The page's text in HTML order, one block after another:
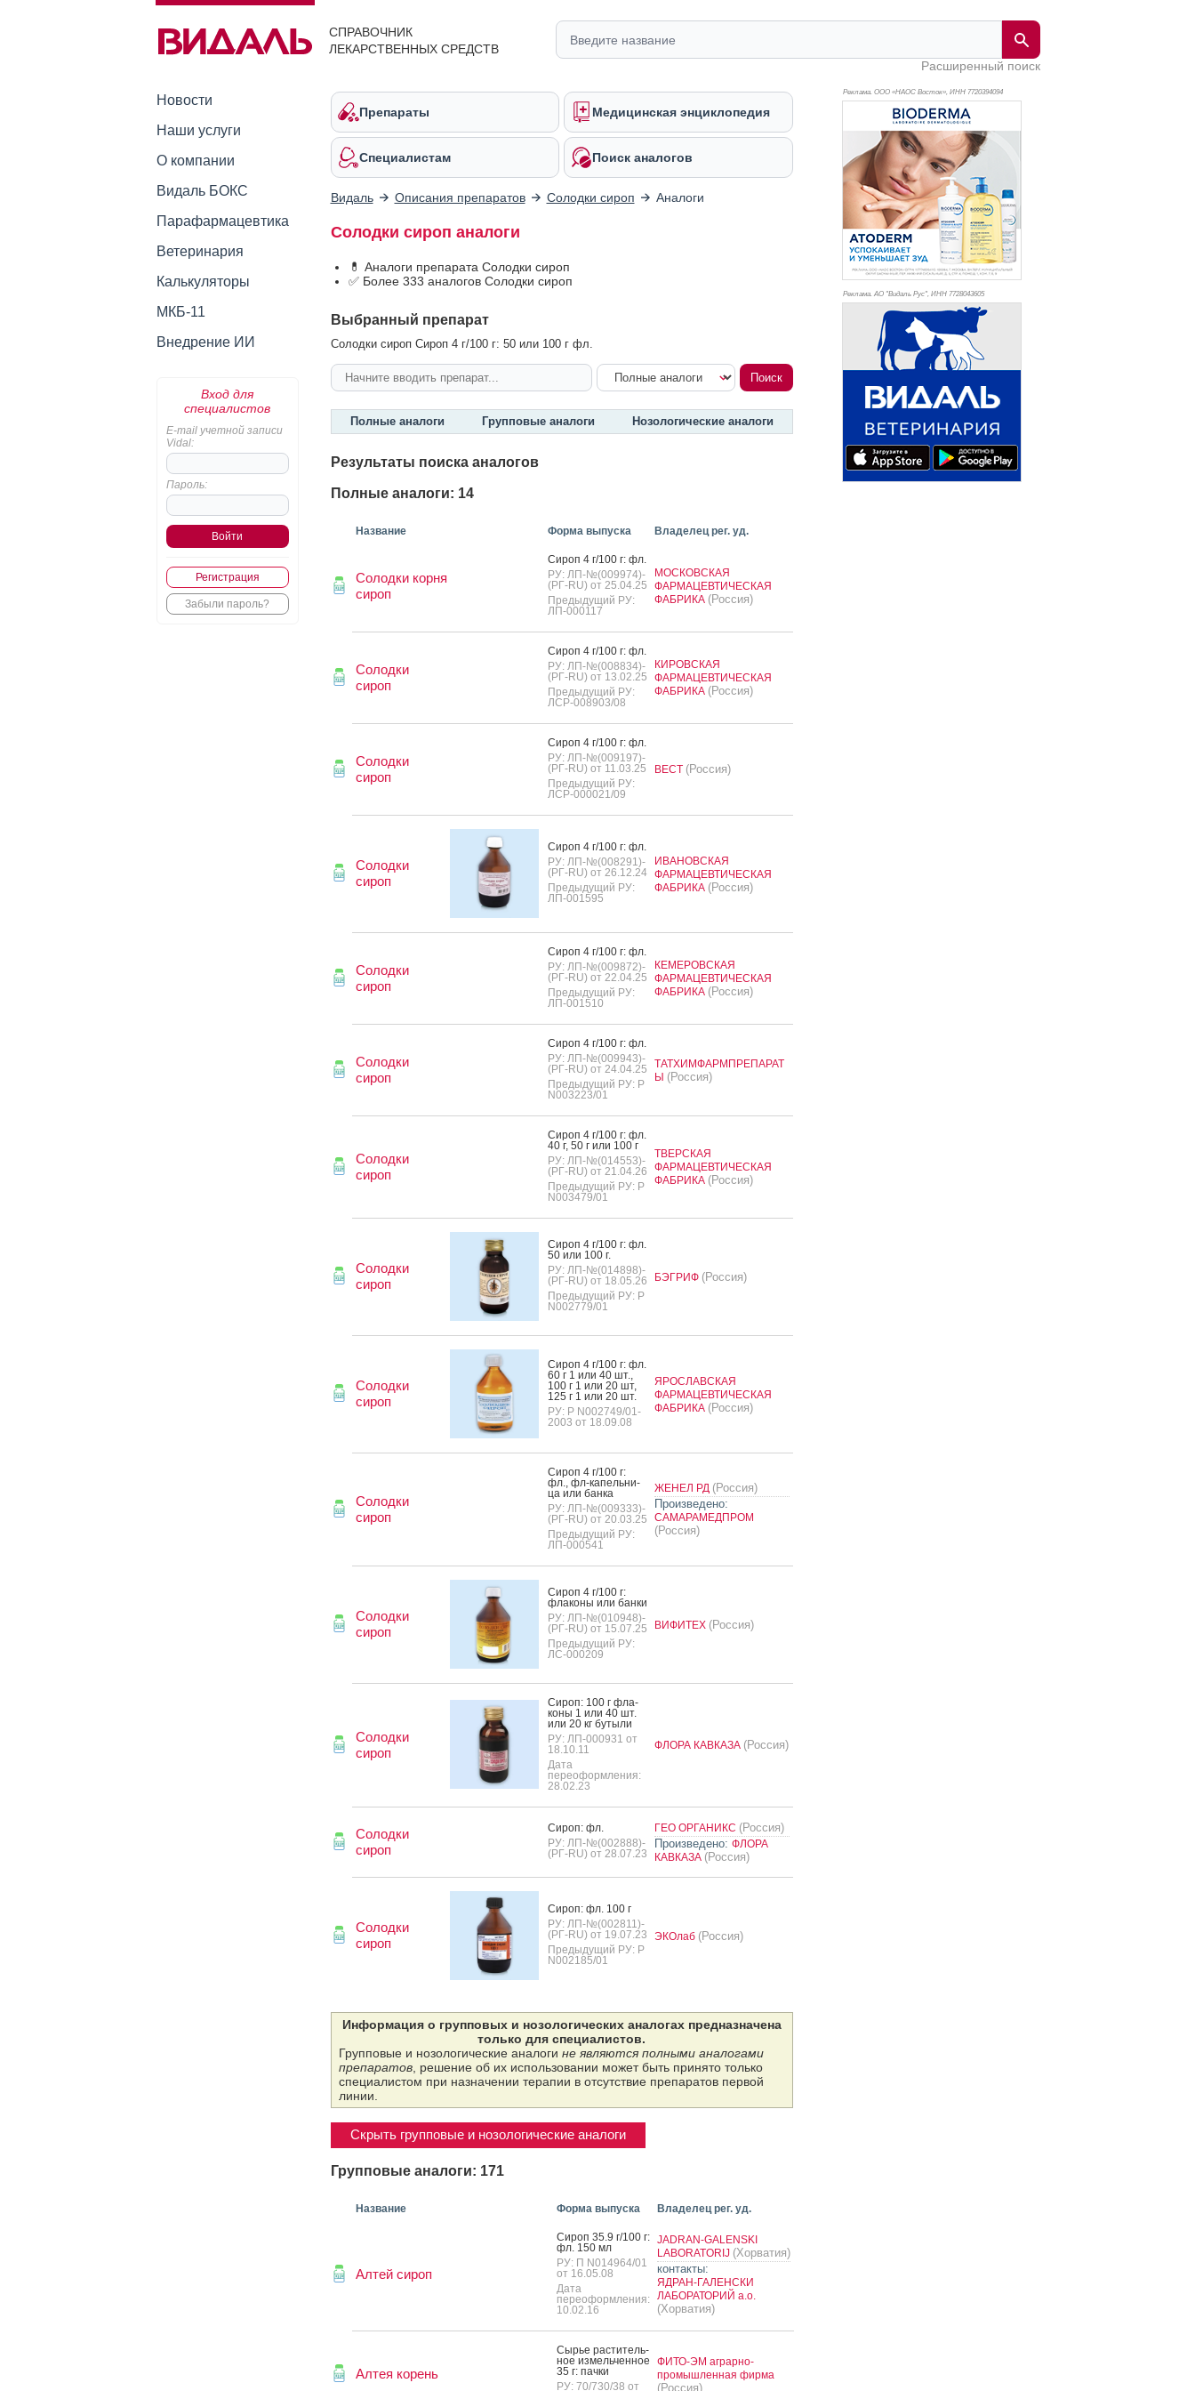
СПРАВОЧНИК
ЛЕКАРСТВЕННЫХ СРЕДСТВ
Расширенный поиск
Новости
Наши услуги
О компании
Видаль БОКС
Парафармацевтика
Ветеринария
Калькуляторы
МКБ-11
Внедрение ИИ
Вход для
специалистов
E-mail учетной записи
Vidal:
Пароль:
Регистрация
Забыли пароль?
Препараты Медицинская энциклопедия
Специалистам Поиск аналогов
Видаль Описания препаратов Солодки сироп Аналоги
Солодки сироп аналоги
💊 Аналоги препарата Солодки сироп
✅ Более 333 аналогов Солодки сироп
Выбранный препарат
Солодки сироп Сироп 4 г/100 г: 50 или 100 г фл.
Полные аналоги Групповые аналоги Нозологические аналоги
Результаты поиска аналогов
Полные аналоги: 14
Название Форма выпуска Владелец рег. уд.
Солодки корня
сироп
Си­роп 4 г/100 г: фл.
РУ: ЛП-№(009974)-
(РГ-RU) от 25.04.25
Предыдущий РУ:
ЛП-000117
МОСКОВСКАЯ
ФАРМАЦЕВТИЧЕСКАЯ
ФАБРИКА (Россия)
Солодки
сироп
Си­роп 4 г/100 г: фл.
РУ: ЛП-№(008834)-
(РГ-RU) от 13.02.25
Предыдущий РУ:
ЛСР-008903/08
КИРОВСКАЯ
ФАРМАЦЕВТИЧЕСКАЯ
ФАБРИКА (Россия)
Солодки
сироп
Си­роп 4 г/100 г: фл.
РУ: ЛП-№(009197)-
(РГ-RU) от 11.03.25
Предыдущий РУ:
ЛСР-000021/09
ВЕСТ (Россия)
Солодки
сироп
Си­роп 4 г/100 г: фл.
РУ: ЛП-№(008291)-
(РГ-RU) от 26.12.24
Предыдущий РУ:
ЛП-001595
ИВАНОВСКАЯ
ФАРМАЦЕВТИЧЕСКАЯ
ФАБРИКА (Россия)
Солодки
сироп
Си­роп 4 г/100 г: фл.
РУ: ЛП-№(009872)-
(РГ-RU) от 22.04.25
Предыдущий РУ:
ЛП-001510
КЕМЕРОВСКАЯ
ФАРМАЦЕВТИЧЕСКАЯ
ФАБРИКА (Россия)
Солодки
сироп
Си­роп 4 г/100 г: фл.
РУ: ЛП-№(009943)-
(РГ-RU) от 24.04.25
Предыдущий РУ: Р
N003223/01
ТАТХИМФАРМПРЕПАРАТ
Ы (Россия)
Солодки
сироп
Си­роп 4 г/100 г: фл.
40 г, 50 г или 100 г
РУ: ЛП-№(014553)-
(РГ-RU) от 21.04.26
Предыдущий РУ: P
N003479/01
ТВЕРСКАЯ
ФАРМАЦЕВТИЧЕСКАЯ
ФАБРИКА (Россия)
Солодки
сироп
Си­роп 4 г/100 г: фл.
50 или 100 г.
РУ: ЛП-№(014898)-
(РГ-RU) от 18.05.26
Предыдущий РУ: Р
N002779/01
БЭГРИФ (Россия)
Солодки
сироп
Си­роп 4 г/100 г: фл.
60 г 1 или 40 шт.,
100 г 1 или 20 шт,
125 г 1 или 20 шт.
РУ: Р N002749/01-
2003 от 18.09.08
ЯРОСЛАВСКАЯ
ФАРМАЦЕВТИЧЕСКАЯ
ФАБРИКА (Россия)
Солодки
сироп
Си­роп 4 г/100 г:
фл., фл-ка­пель­ни­
ца или бан­ка
РУ: ЛП-№(009333)-
(РГ-RU) от 20.03.25
Предыдущий РУ:
ЛП-000541
ЖЕНЕЛ РД (Россия)
Произведено:
САМАРАМЕДПРОМ
(Россия)
Солодки
сироп
Си­роп 4 г/100 г:
фла­коны или бан­ки
РУ: ЛП-№(010948)-
(РГ-RU) от 15.07.25
Предыдущий РУ:
ЛС-000209
ВИФИТЕХ (Россия)
Солодки
сироп
Си­роп: 100 г фла­
коны 1 или 40 шт.
или 20 кг бу­тыли
РУ: ЛП-000931 от
18.10.11
Дата
переоформления:
28.02.23
ФЛОРА КАВКАЗА (Россия)
Солодки
сироп
Си­роп: фл.
РУ: ЛП-№(002888)-
(РГ-RU) от 28.07.23
ГЕО ОРГАНИКС (Россия)
Произведено: ФЛОРА
КАВКАЗА (Россия)
Солодки
сироп
Си­роп: фл. 100 г
РУ: ЛП-№(002811)-
(РГ-RU) от 19.07.23
Предыдущий РУ: Р
N002185/01
ЭКОлаб (Россия)
Информация о групповых и нозологических аналогах предназначена
только для специалистов.
Групповые и нозологические аналоги не являются полными аналогами
препаратов, решение об их использовании может быть принято только
специалистом при назначении терапии в отсутствие препаратов первой
линии.
Скрыть групповые и нозологические аналоги
Групповые аналоги: 171
Название Форма выпуска Владелец рег. уд.
Алтей сироп
Си­роп 35.9 г/100 г:
фл. 150 мл
РУ: П N014964/01
от 16.05.08
Дата
переоформления:
10.02.16
JADRAN-GALENSKI
LABORATORIJ (Хорватия)
контакты:
ЯДРАН-ГАЛЕНСКИ
ЛАБОРАТОРИЙ а.о.
(Хорватия)
Алтея корень
Сырье рас­ти­тель­
ное из­мель­чен­ное
35 г: пач­ки
РУ: 70/730/38 от
ФИТО-ЭМ аграрно-
промышленная фирма
(Россия)
Реклама. ООО «НАОС Восток», ИНН 7720394094
Реклама. АО "Видаль Рус", ИНН 7728043605